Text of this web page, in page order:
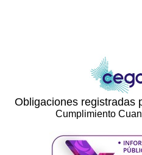
Obligaciones registradas
Cumplimiento